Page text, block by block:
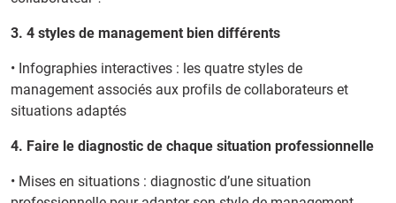
3. 4 styles de management bien différents
• Infographies interactives : les quatre styles de
management associés aux profils de collaborateurs et
situations adaptés
4. Faire le diagnostic de chaque situation professionnelle
• Mises en situations : diagnostic d’une situation